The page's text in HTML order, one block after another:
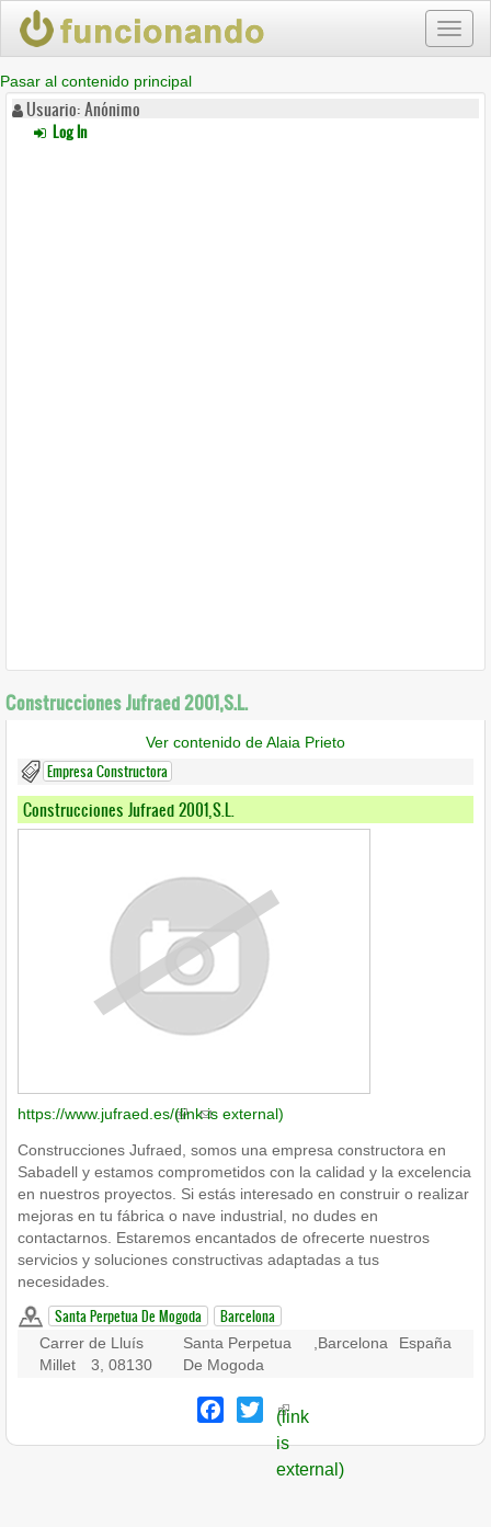
Pasar al contenido principal
Usuario: Anónimo
Log In
Construcciones Jufraed 2001,S.L.
Ver contenido de Alaia Prieto
Empresa Constructora
Construcciones Jufraed 2001,S.L.
https://www.jufraed.es/(link is external)
Construcciones Jufraed, somos una empresa constructora en
Sabadell y estamos comprometidos con la calidad y la excelencia
en nuestros proyectos. Si estás interesado en construir o realizar
mejoras en tu fábrica o nave industrial, no dudes en
contactarnos. Estaremos encantados de ofrecerte nuestros
servicios y soluciones constructivas adaptadas a tus
necesidades.
Santa Perpetua De Mogoda Barcelona
Carrer de Lluís
Millet
3, 08130
Santa Perpetua
De Mogoda
Barcelona España
Facebook
Twitter
(link
is
external)